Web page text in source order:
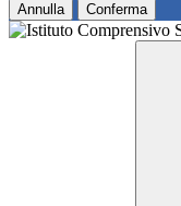
Annulla Conferma